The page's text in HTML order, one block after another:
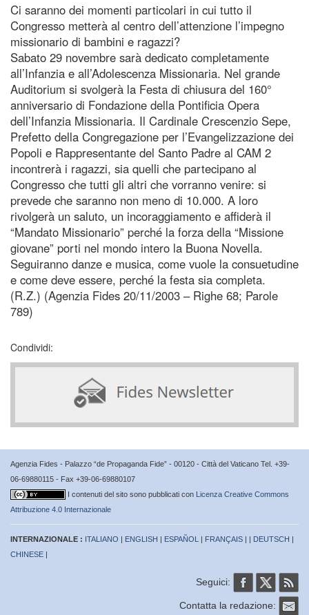
Ci saranno dei momenti particolari in cui tutto il
Congresso metterà al centro dell’attenzione l’impegno
missionario di bambini e ragazzi?
Sabato 29 novembre sarà dedicato completamente
all’Infanzia e all’Adolescenza Missionaria. Nel grande
Auditorium si svolgerà la Festa di chiusura del 160°
anniversario di Fondazione della Pontificia Opera
dell’Infanzia Missionaria. Il Cardinale Crescenzio Sepe,
Prefetto della Congregazione per l’Evangelizzazione dei
Popoli e Rappresentante del Santo Padre al CAM 2
incontrerà i ragazzi, sia quelli che partecipano al
Congresso che tutti gli altri che vorranno venire: si
prevede che saranno non meno di 10.000. A loro
rivolgerà un saluto, un incoraggiamento e affiderà il
“Mandato Missionario” perché la forza della “Missione
giovane” porti nel mondo intero la Buona Novella.
Seguiranno danze e musica, come vuole la consuetudine
e come deve essere, perché la festa sia completa.
(R.Z.) (Agenzia Fides 20/11/2003 – Righe 68; Parole
789)
Condividi:
Agenzia Fides - Palazzo “de Propaganda Fide” - 00120 - Città del Vaticano Tel. +39-
06-69880115 - Fax +39-06-69880107
I contenuti del sito sono pubblicati con Licenza Creative Commons
Attribuzione 4.0 Internazionale
INTERNAZIONALE : ITALIANO | ENGLISH | ESPAÑOL | FRANÇAIS | | DEUTSCH |
CHINESE |
Seguici:
Contatta la redazione: